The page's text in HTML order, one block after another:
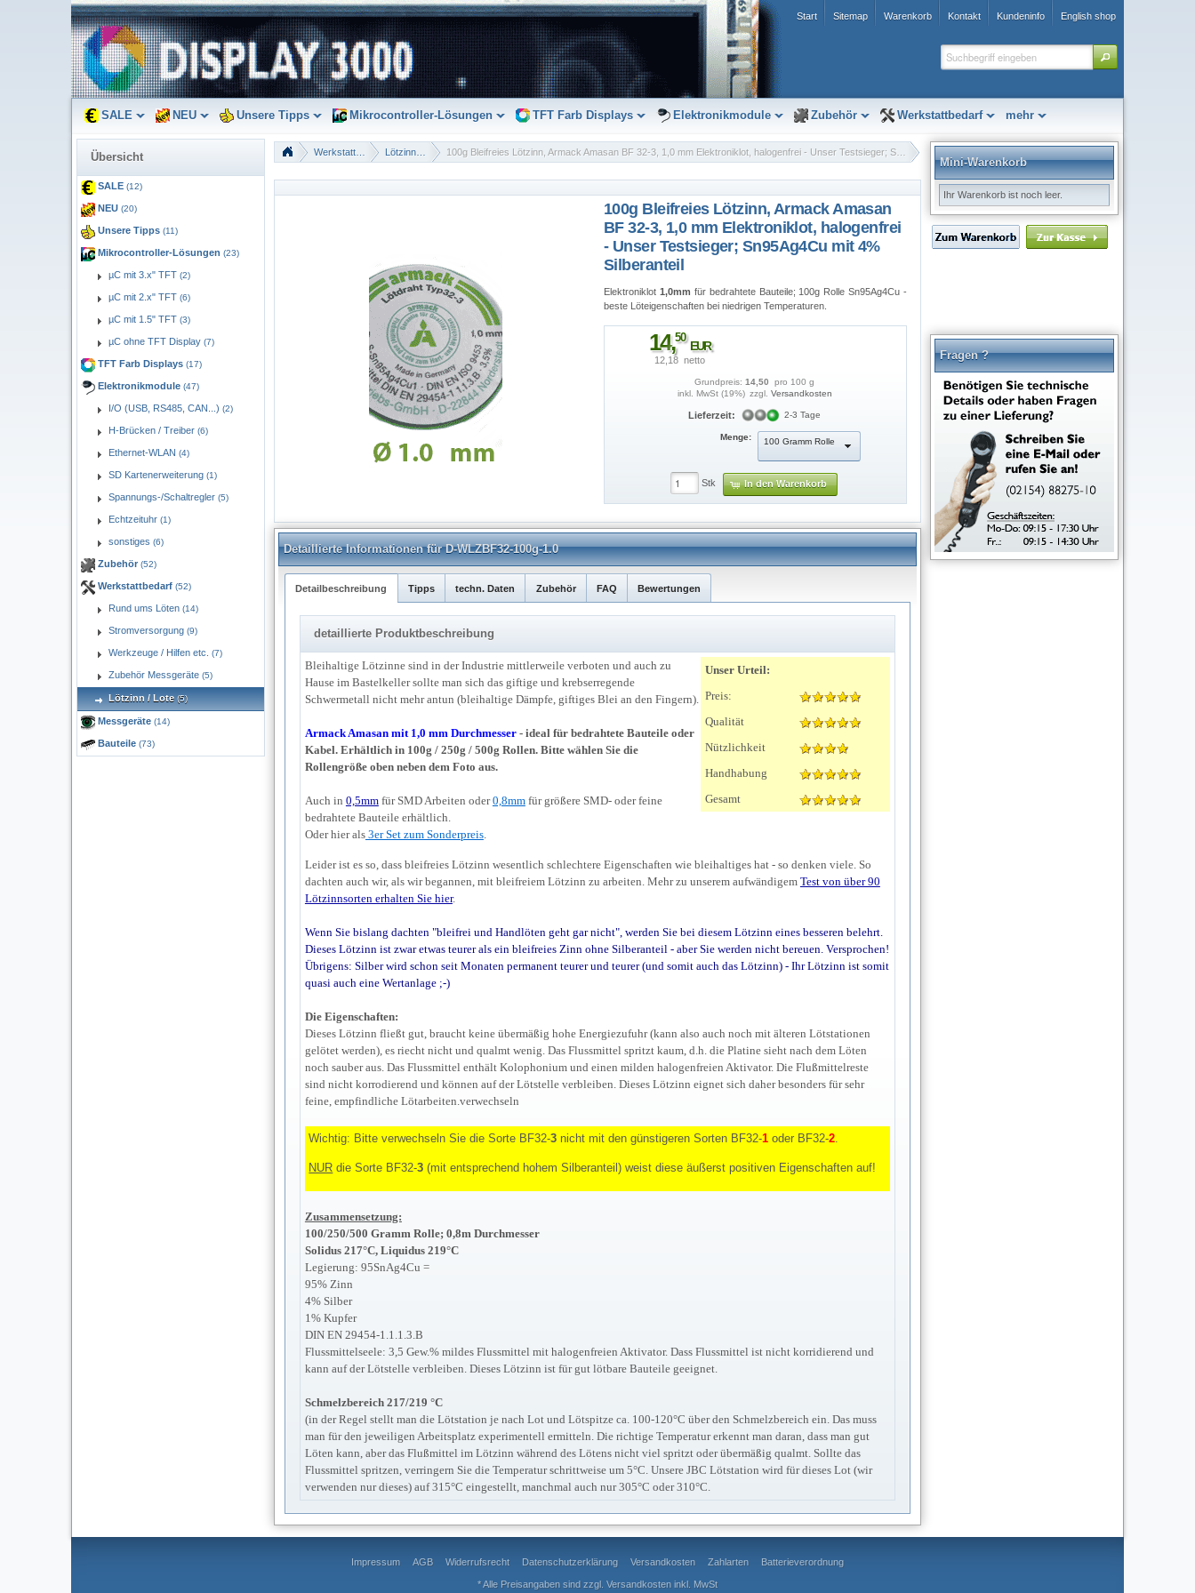
Start Sitemap Warenkorb Kontakt Kundeninfo English shop
SALE NEU Unsere Tipps Mikrocontroller-Lösungen TFT Farb Displays Elektronikmodule Zubehör Werkstattbedarf mehr
Übersicht
SALE (12)
NEU (20)
Unsere Tipps (11)
Mikrocontroller-Lösungen (23)
µC mit 3.x" TFT (2)
µC mit 2.x" TFT (6)
µC mit 1.5" TFT (3)
µC ohne TFT Display (7)
TFT Farb Displays (17)
Elektronikmodule (47)
I/O (USB, RS485, CAN...) (2)
H-Brücken / Treiber (6)
Ethernet-WLAN (4)
SD Kartenerweiterung (1)
Spannungs-/Schaltregler (5)
Echtzeituhr (1)
sonstiges (6)
Zubehör (52)
Werkstattbedarf (52)
Rund ums Löten (14)
Stromversorgung (9)
Werkzeuge / Hilfen etc. (7)
Zubehör Messgeräte (5)
Lötzinn / Lote (5)
Messgeräte (14)
Bauteile (73)
Mini-Warenkorb
Ihr Warenkorb ist noch leer.
Fragen ?
lot10-150.gif
100g Bleifreies Lötzinn, Armack Amasan
BF 32-3, 1,0 mm Elektroniklot, halogenfrei
- Unser Testsieger; Sn95Ag4Cu mit 4%
Silberanteil
Elektroniklot 1,0mm für bedrahtete Bauteile; 100g Rolle Sn95Ag4Cu -
beste Löteigenschaften bei niedrigen Temperaturen.
14,50
EUR
12,18  netto
Grundpreis: 14,50 
pro 100 g
inkl. MwSt (19%) zzgl. Versandkosten
Lieferzeit: 2-3 Tage
Menge: 100 Gramm Rolle
Stk In den Warenkorb
Detaillierte Informationen für D-WLZBF32-100g-1.0
Detailbeschreibung Tipps techn. Daten Zubehör FAQ Bewertungen
detaillierte Produktbeschreibung
Unser Urteil:
Preis:
Qualität
Nützlichkeit
Handhabung
Gesamt
Bleihaltige Lötzinne sind in der Industrie mittlerweile verboten und auch zu
Hause im Bastelkeller sollte man sich das giftige und krebserregende
Schwermetall nicht mehr antun (bleihaltige Dämpfe, giftiges Blei an den Fingern).
Armack Amasan mit 1,0 mm Durchmesser- ideal für bedrahtete Bauteile oder
Kabel. Erhältlich in 100g / 250g / 500g Rollen. Bitte wählen Sie die
Rollengröße oben neben dem Foto aus.
Auch in 0,5mmfür SMD Arbeiten oder0,8mmfür größere SMD- oder feine
bedrahtete Bauteile erhältlich.
Oder hier als3er Set zum Sonderpreis.
Leider ist es so, dass bleifreies Lötzinn wesentlich schlechtere Eigenschaften wie bleihaltiges hat - so denken viele. So
dachten auch wir, als wir begannen, mit bleifreiem Lötzinn zu arbeiten. Mehr zu unserem aufwändigem Test von über 90
Lötzinnsorten erhalten Sie hier.
Wenn Sie bislang dachten "bleifrei und Handlöten geht gar nicht", werden Sie bei diesem Lötzinn eines besseren belehrt.
Dieses Lötzinn ist zwar etwas teurer als ein bleifreies Zinn ohne Silberanteil - aber Sie werden nicht bereuen. Versprochen!
Übrigens: Silber wird schon seit Monaten permanent teurer und teurer (und somit auch das Lötzinn) - Ihr Lötzinn ist somit
quasi auch eine Wertanlage ;-)
Die Eigenschaften:
Dieses Lötzinn fließt gut, braucht keine übermäßig hohe Energiezufuhr (kann also auch noch mit älteren Lötstationen
gelötet werden), es riecht nicht und qualmt wenig. Das Flussmittel spritzt kaum, d.h. die Platine sieht nach dem Löten
noch sauber aus. Das Flussmittel enthält Kolophonium und einen milden halogenfreien Aktivator. Die Flußmittelreste
sind nicht korrodierend und können auf der Lötstelle verbleiben. Dieses Lötzinn eignet sich daher besonders für sehr
feine, empfindliche Lötarbeiten.verwechseln
Wichtig: Bitte verwechseln Sie die Sorte BF32-3 nicht mit den günstigeren Sorten BF32-1 oder BF32-2.
NUR die Sorte BF32-3 (mit entsprechend hohem Silberanteil) weist diese äußerst positiven Eigenschaften auf!
Zusammensetzung:
100/250/500 Gramm Rolle; 0,8m Durchmesser
Solidus 217°C, Liquidus 219°C
Legierung: 95SnAg4Cu =
95% Zinn
4% Silber
1% Kupfer
DIN EN 29454-1.1.1.3.B
Flussmittelseele: 3,5 Gew.% mildes Flussmittel mit halogenfreien Aktivator. Dass Flussmittel ist nicht korridierend und
kann auf der Lötstelle verbleiben. Dieses Lötzinn ist für gut lötbare Bauteile geeignet.
Schmelzbereich 217/219 °C
(in der Regel stellt man die Lötstation je nach Lot und Lötspitze ca. 100-120°C über den Schmelzbereich ein. Das muss
man für den jeweiligen Arbeitsplatz experimentell ermitteln. Die richtige Temperatur erkennt man daran, dass man gut
Löten kann, aber das Flußmittel im Lötzinn während des Lötens nicht viel spritzt oder übermäßig qualmt. Sollte das
Flussmittel spritzen, verringern Sie die Temperatur schrittweise um 5°C. Unsere JBC Lötstation wird für dieses Lot (wir
verwenden nur dieses) auf 315°C eingestellt, manchmal auch nur 305°C oder 310°C.
Impressum AGB Widerrufsrecht Datenschutzerklärung Versandkosten Zahlarten Batterieverordnung
* Alle Preisangaben sind zzgl. Versandkosten inkl. MwSt